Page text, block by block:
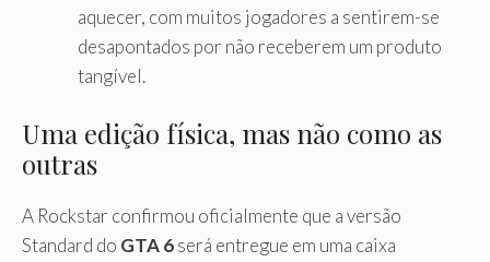
aquecer, com muitos jogadores a sentirem-se
desapontados por não receberem um produto
tangível.
Uma edição física, mas não como as
outras
A Rockstar confirmou oficialmente que a versão
Standard do GTA 6será entregue em uma caixa